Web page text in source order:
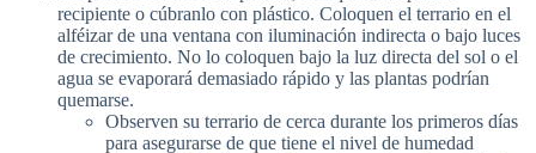
recipiente o cúbranlo con plástico. Coloquen el terrario en el
alféizar de una ventana con iluminación indirecta o bajo luces
de crecimiento. No lo coloquen bajo la luz directa del sol o el
agua se evaporará demasiado rápido y las plantas podrían
quemarse.
Observen su terrario de cerca durante los primeros días
para asegurarse de que tiene el nivel de humedad